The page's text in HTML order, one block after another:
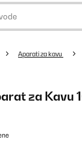
Aparati za kavu
za Kavu